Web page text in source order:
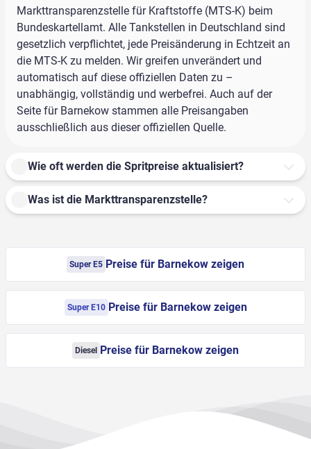
Markttransparenzstelle für Kraftstoffe (MTS-K) beim
Bundeskartellamt. Alle Tankstellen in Deutschland sind
gesetzlich verpflichtet, jede Preisänderung in Echtzeit an
die MTS-K zu melden. Wir greifen unverändert und
automatisch auf diese offiziellen Daten zu –
unabhängig, vollständig und werbefrei. Auch auf der
Seite für Barnekow stammen alle Preisangaben
ausschließlich aus dieser offiziellen Quelle.
Wie oft werden die Spritpreise aktualisiert?
Was ist die Markttransparenzstelle?
Super E5 Preise für Barnekow zeigen
Super E10 Preise für Barnekow zeigen
Diesel Preise für Barnekow zeigen